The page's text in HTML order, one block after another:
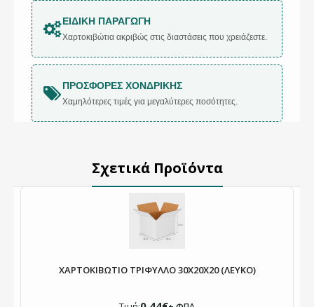
ΕΙΔΙΚΉ ΠΑΡΑΓΩΓΉ
Χαρτοκιβώτια ακριβώς στις διαστάσεις που χρειάζεστε.
ΠΡΟΣΦΟΡΈΣ ΧΟΝΔΡΙΚΉΣ
Χαμηλότερες τιμές για μεγαλύτερες ποσότητες.
Σχετικά Προϊόντα
ΧΑΡΤΟΚΙΒΩΤΙΟ ΤΡΙΦΥΛΛΟ 30X20X20 (ΛΕΥΚΟ)